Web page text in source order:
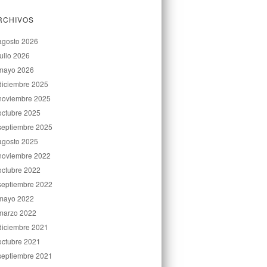
2026
2026
2026
2025
2025
2025
2025
2025
2022
2022
2022
2022
2022
2021
2021
2021